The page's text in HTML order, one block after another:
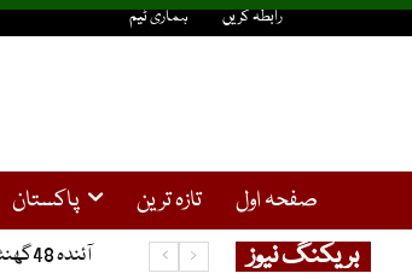
رابطہ کریں ہماری ٹیم
صفحہ اول تازہ ترین پاکستان
بریکنگ نیوز آئندہ 48گھنٹوں کے دوران اسلام آباد، خیبرپختونخوا، آزاد کشمیر،میں بارش کا امکان ، دریاوں میں طغیانی کا خدشہ